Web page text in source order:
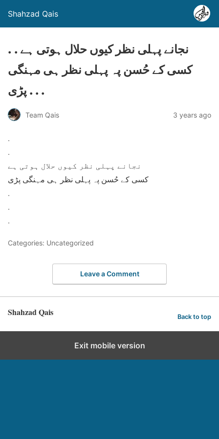
Shahzad Qais
. . نجانے پہلی نظر کیوں حلال ہوتی ہے
کسی کے حُسن پہ پہلی نظر ہی مہنگی
پڑی . . .
Team Qais 3 years ago
.
.
نجانے پہلی نظر کیوں حلال ہوتی ہے
کسی کے حُسن پہ پہلی نظر ہی مہنگی پڑی
.
.
.
Categories: Uncategorized
Leave a Comment
Shahzad Qais Back to top
Exit mobile version